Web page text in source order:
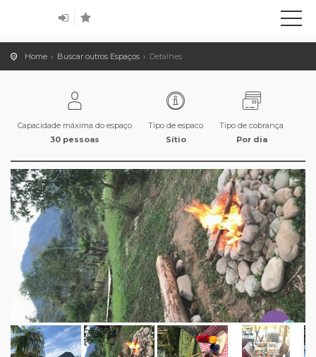
Home Buscar outros Espaços Detalhes
Capacidade máxima do espaço
30 pessoas
Tipo de espaco
Sítio
Tipo de cobrança
Por dia